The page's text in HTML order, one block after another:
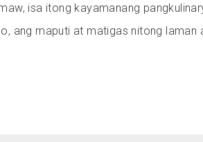
isa itong kayamanang
ang maputi at matigas nitong laman